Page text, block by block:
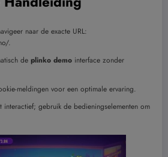
naar de exacte URL:
.
de plinko demo interface zonder
meldingen voor een optimale ervaring.
gebruik de bedieningselementen om